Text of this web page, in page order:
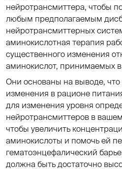
нейротрансмиттера, чтобы
любым предполагаемым
нейротрансмиттерных
аминокислотная терапия
существенного изменения
аминокислот, принимаемых
Они основаны на выводе, что
изменения в рационе
для изменения уровня
нейротрансмиттеров в
чтобы увеличить
аминокислоты и помочь ей
гематоэнцефалический
должна быть достаточно